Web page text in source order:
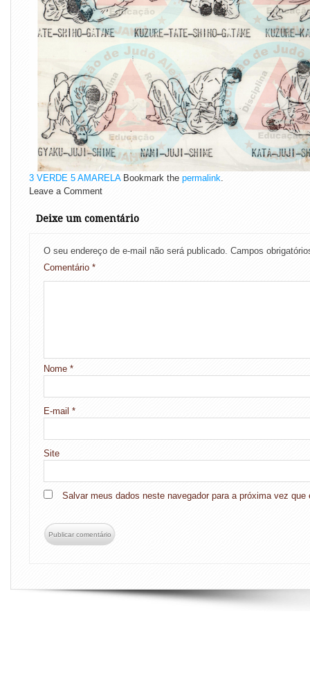
3 VERDE 5 AMARELABookmark the permalink.
Leave a Comment
Deixe um comentário
O seu endereço de e-mail não será publicado. Campos
Comentário *
Nome *
E-mail *
Site
Salvar meus dados neste navegador para a próxima vez que